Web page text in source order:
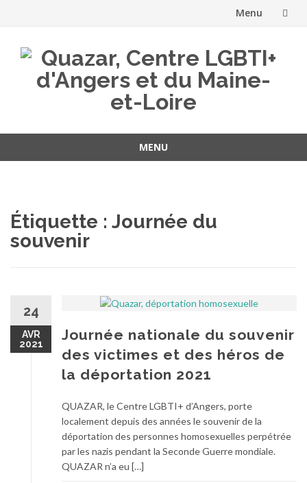
Menu
contenu
MENU
Étiquette : Journée du
souvenir
24
AVR
2021
Journée nationale du souvenir
des victimes et des héros de
la déportation 2021
QUAZAR, le Centre LGBTI+ d’Angers, porte
localement depuis des années le souvenir de la
déportation des personnes homosexuelles perpétrée
par les nazis pendant la Seconde Guerre mondiale.
QUAZAR n’a eu […]